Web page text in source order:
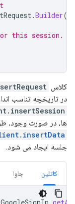
.Builder()
this session.
کلاس
در تاریخچه تناسب
ها، در صورت وجود،
جلسه ایجاد می شود.
کاتلین جاوا